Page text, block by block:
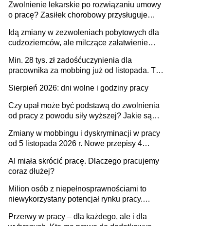
Zwolnienie lekarskie po rozwiązaniu umowy
o pracę? Zasiłek chorobowy przysługuje
dni od ustania stosunku pracy
Idą zmiany w zezwoleniach pobytowych dla
cudzoziemców, ale milczące załatwienie
Min. 28 tys. zł zadośćuczynienia dla
pracownika za mobbing już od listopada. To
zespołu
Sierpień 2026: dni wolne i godziny pracy
Czy upał może być podstawą do zwolnienia
od pracy z powodu siły wyższej? Jakie są
Zmiany w mobbingu i dyskryminacji w pracy
od 5 listopada 2026 r. Nowe przepisy 4
Ustaw
AI miała skrócić pracę. Dlaczego pracujemy
coraz dłużej?
Milion osób z niepełnosprawnościami to
niewykorzystany potencjał rynku pracy.
dofinansowań czy refundacji, ale bariery po
Przerwy w pracy – dla każdego, ale i dla